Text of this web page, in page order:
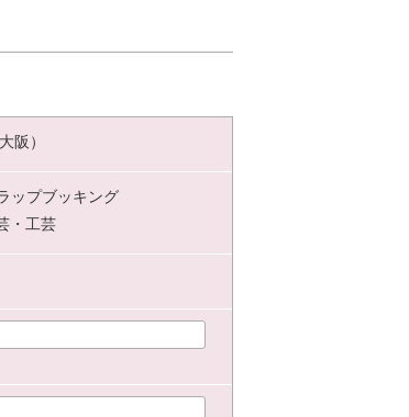
阪）
ップブッキング
・工芸